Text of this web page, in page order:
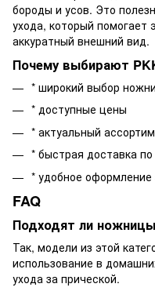
бороды и усов. Это
ухода, который
аккуратный внешний вид.
Почему выбирают
* широкий выбор
* доступные цены
* актуальный
* быстрая доставка
* удобное оформление
FAQ
Подходят ли
Так, модели из этой
использование в
ухода за прической.